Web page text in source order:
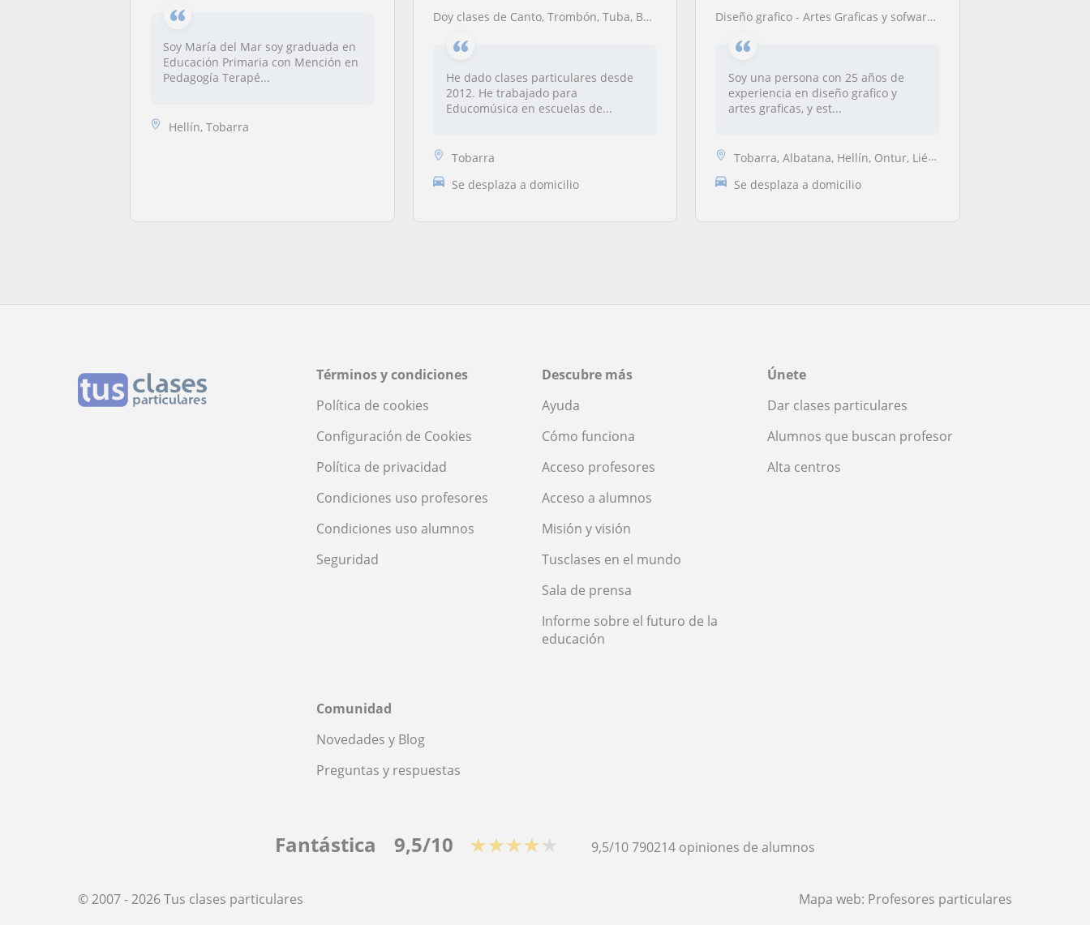
Soy María del Mar soy graduada en
Educación Primaria con Mención en
Pedagogía Terapé...
Hellín, Tobarra
Doy clases de Canto, Trombón, Tuba, Bombardino, Análisis, Armonía y Lenguaje Musical
He dado clases particulares desde
2012. He trabajado para
Educomúsica en escuelas de...
Tobarra
Se desplaza a domicilio
Diseño grafico - Artes Graficas y sofware digital relacionado con artes visuales.
Soy una persona con 25 años de
experiencia en diseño grafico y
artes graficas, y est...
Tobarra, Albatana, Hellín, Ontur, Liétor, Pozo Cañada
Se desplaza a domicilio
Términos y condiciones
Política de cookies
Configuración de Cookies
Política de privacidad
Condiciones uso profesores
Condiciones uso alumnos
Seguridad
Descubre más
Ayuda
Cómo funciona
Acceso profesores
Acceso a alumnos
Misión y visión
Tusclases en el mundo
Sala de prensa
Informe sobre el futuro de la
educación
Únete
Dar clases particulares
Alumnos que buscan profesor
Alta centros
Comunidad
Novedades y Blog
Preguntas y respuestas
Fantástica 9,5/10 ★★★★★ 9,5/10790214 opiniones de alumnos
© 2007 - 2026 Tus clases particulares Mapa web: Profesores particulares